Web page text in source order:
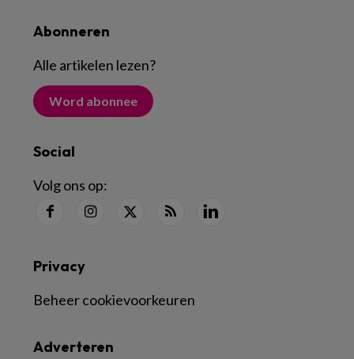
Abonneren
Alle artikelen lezen?
Word abonnee
Social
Volg ons op:
Adverteren
Privacy
Beheer cookievoorkeuren